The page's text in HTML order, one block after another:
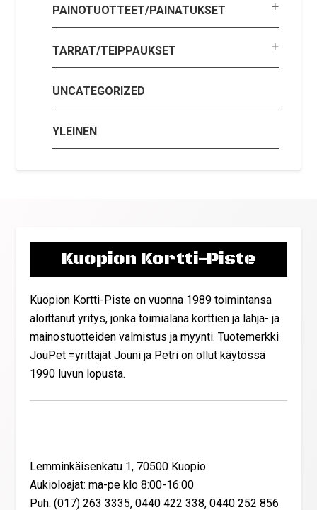
PAINOTUOTTEET/PAINATUKSET
TARRAT/TEIPPAUKSET
UNCATEGORIZED
YLEINEN
Kuopion Kortti-Piste
Kuopion Kortti-Piste on vuonna 1989 toimintansa
aloittanut yritys, jonka toimialana korttien ja lahja- ja
mainostuotteiden valmistus ja myynti. Tuotemerkki
JouPet =yrittäjät Jouni ja Petri on ollut käytössä
1990 luvun lopusta.
Lemminkäisenkatu 1, 70500 Kuopio
Aukioloajat: ma-pe klo 8:00-16:00
Puh: (017) 263 3335, 0440 422 338, 0440 252 856